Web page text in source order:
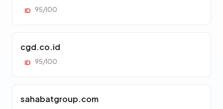
ID 95/100
cgd.co.id
ID 95/100
sahabatgroup.com